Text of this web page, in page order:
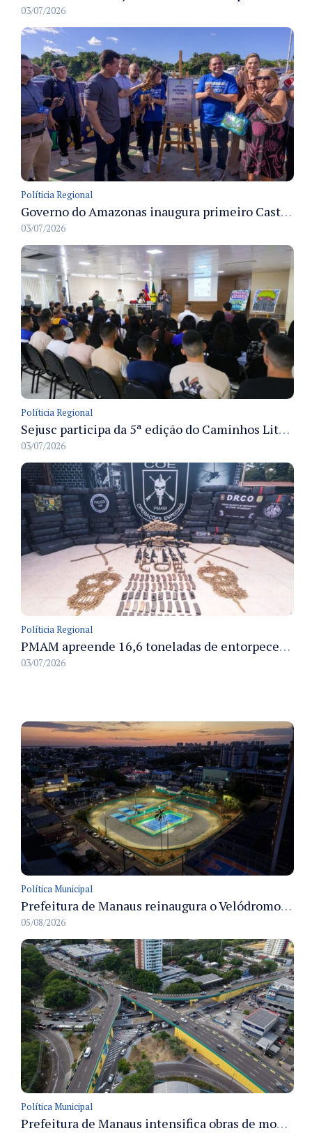
03/07/2026
Políticia Regional
Governo do Amazonas inaugura primeiro Castramóvel Fluvial para atendimento veterinário às comunidades ribeirinhas e castração gratuita
03/07/2026
Políticia Regional
Sejusc participa da 5ª edição do Caminhos Literários com foco na cultura hip-hop nas unidades socioeducativas
03/07/2026
Políticia Regional
PMAM apreende 16,6 toneladas de entorpecentes e registra aumento nas prisões em flagrante e nas capturas de foragidos no primeiro semestre de 2026
03/07/2026
Política Municipal
Prefeitura de Manaus reinaugura o Velódromo Professora Alzira Campos e entrega espaço esportivo totalmente revitalizado
05/08/2026
Política Municipal
Prefeitura de Manaus intensifica obras de modernização no viaduto Miguel Arraes para ampliar segurança e acessibilidade na região